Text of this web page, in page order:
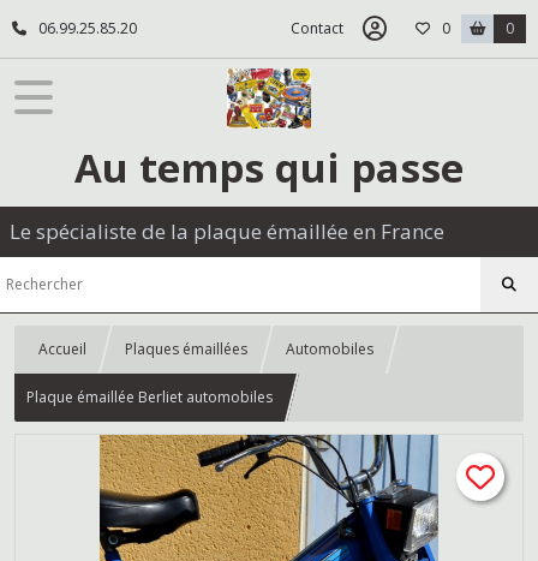
06.99.25.85.20 Contact 0 0
Au temps qui passe
Le spécialiste de la plaque émaillée en France
Accueil Plaques émaillées Automobiles
Plaque émaillée Berliet automobiles